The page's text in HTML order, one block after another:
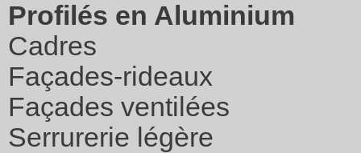
Profilés en Aluminium
Cadres
Façades-rideaux
Façades ventilées
Serrurerie légère